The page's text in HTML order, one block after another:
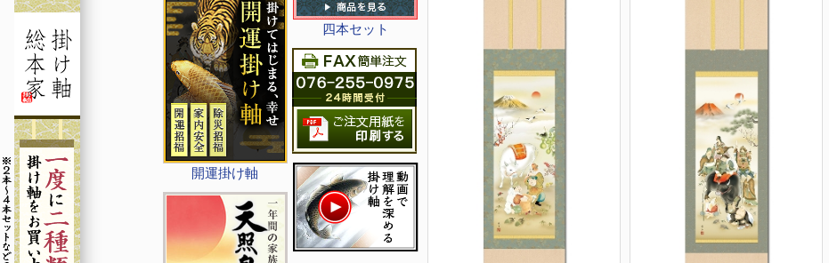
開運掛け軸
四本セット